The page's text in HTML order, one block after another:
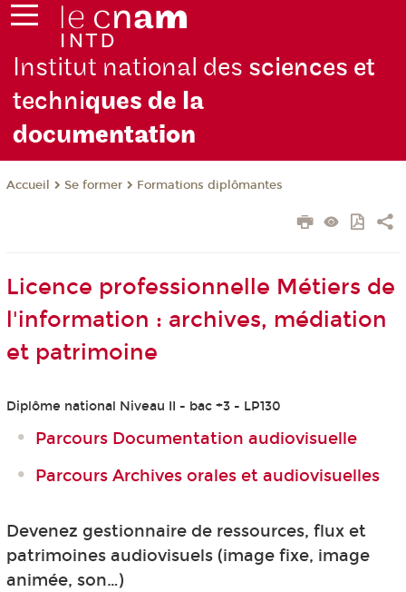
Institut national des sciences et
techniques de la
documentation
Accueil Se former Formations diplômantes
Licence professionnelle Métiers de
l'information : archives, médiation
et patrimoine
Diplôme national Niveau II - bac +3 - LP130
Parcours Documentation audiovisuelle
Parcours Archives orales et audiovisuelles
Devenez gestionnaire de ressources, flux et
patrimoines audiovisuels (image fixe, image
animée, son…)